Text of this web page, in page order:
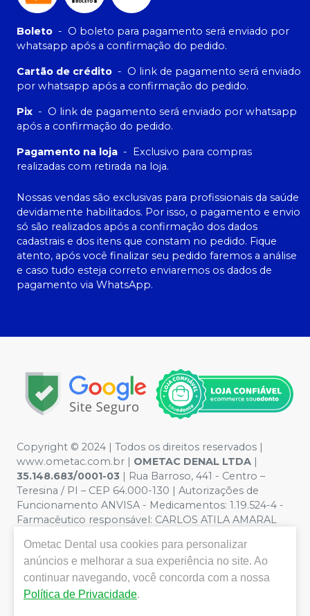
Boleto - O boleto para pagamento será enviado por
whatsapp após a confirmação do pedido.
Cartão de crédito - O link de pagamento será enviado
por whatsapp após a confirmação do pedido.
Pix - O link de pagamento será enviado por whatsapp
após a confirmação do pedido.
Pagamento na loja - Exclusivo para compras
realizadas com retirada na loja.
Nossas vendas são exclusivas para profissionais da saúde
devidamente habilitados. Por isso, o pagamento e envio
só são realizados após a confirmação dos dados
cadastrais e dos itens que constam no pedido. Fique
atento, após você finalizar seu pedido faremos a análise
e caso tudo esteja correto enviaremos os dados de
pagamento via WhatsApp.
Copyright © 2024 | Todos os direitos reservados |
www.ometac.com.br | OMETAC DENAL LTDA |
35.148.683/0001-03 | Rua Barroso, 441 - Centro –
Teresina / PI – CEP 64.000-130 | Autorizações de
Funcionamento ANVISA - Medicamentos: 1.19.524-4 -
Farmacêutico responsável: CARLOS ATILA AMARAL
Segurança - Fotos meramente ilustrativas - Os preços e
condições da loja virtual estão sujeitos a alterações. Em
caso de divergência de preços no site, o valor válido é o
do Carrinho de Compra. Não vendemos por atacado
Ometac Dental usa cookies para personalizar
anúncios e melhorar a sua experiência no site. Ao
continuar navegando, você concorda com a nossa
Política de Privacidade.